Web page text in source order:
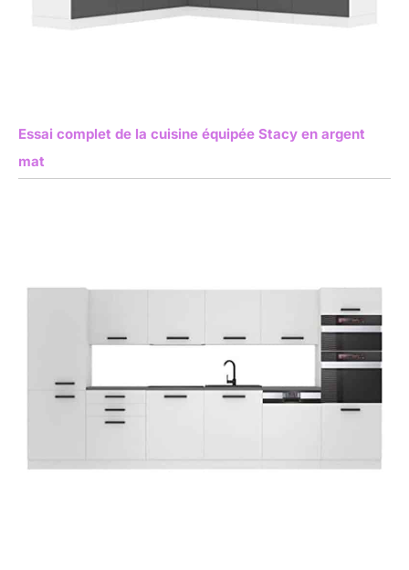
Essai complet de la cuisine équipée Stacy en argent
mat